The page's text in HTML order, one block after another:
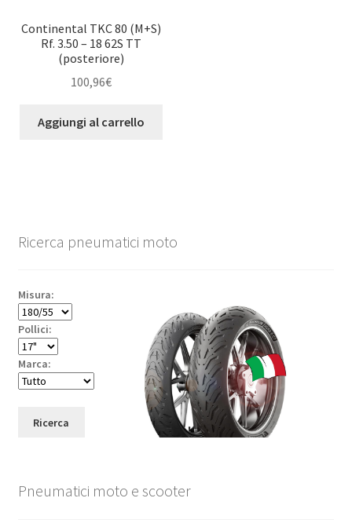
Continental TKC 80 (M+S)
Rf. 3.50 – 18 62S TT
(posteriore)
100,96€
Aggiungi al carrello
Ricerca pneumatici moto
Misura:
Pollici:
Marca:
Ricerca
Pneumatici moto e scooter